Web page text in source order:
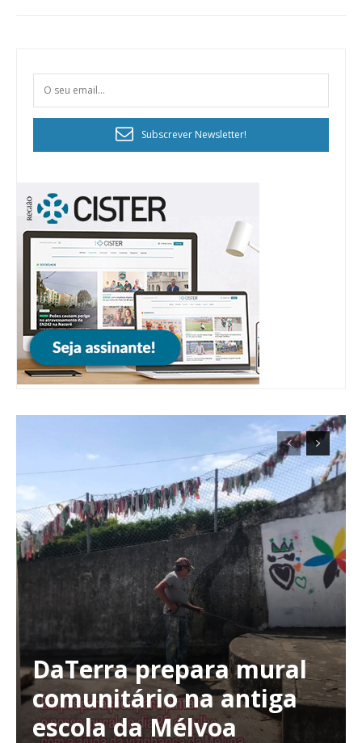
Planos de Assinatura
Faça-se assinante do Região de Cister e ajude-nos a manter este serviço
Subscrever Newsletter!
DaTerra prepara mural
comunitário na antiga
escola da Mélvoa